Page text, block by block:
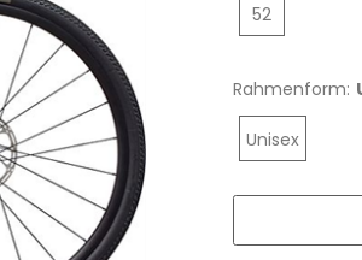
52
Rahmenform:
Unisex